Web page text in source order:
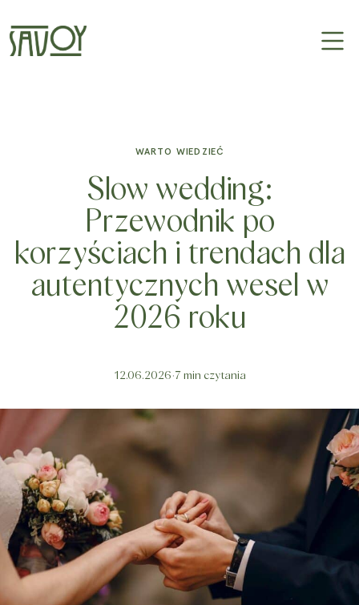
WARTO WIEDZIEĆ
Slow wedding:
Przewodnik po
korzyściach i trendach dla
autentycznych wesel w
2026 roku
12.06.2026 ·7 min czytania